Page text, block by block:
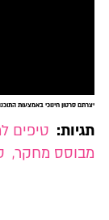
יצרתם סרטון חינוכי באמצעות
תגיות: טיפים
מבוסס מחקר,